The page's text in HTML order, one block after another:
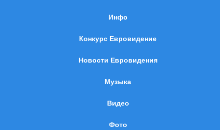
Инфо
Конкурс Евровидение
Новости Евровидения
Музыка
Видео
Фото